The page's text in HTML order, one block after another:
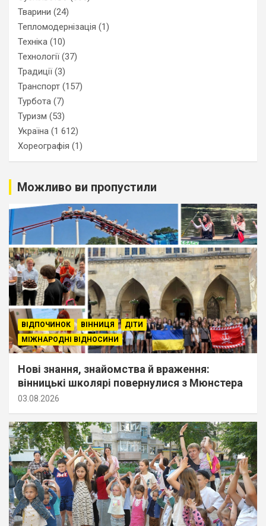
Тварини (24)
Тепломодернізація (1)
Техніка (10)
Технології (37)
Традиції (3)
Транспорт (157)
Турбота (7)
Туризм (53)
Україна (1 612)
Хореографія (1)
Можливо ви пропустили
ВІДПОЧИНОК ВІННИЦЯ
ДІТИ
МІЖНАРОДНІ ВІДНОСИНИ
Нові знання, знайомства й враження:
вінницькі школярі повернулися з Мюнстера
03.08.2026